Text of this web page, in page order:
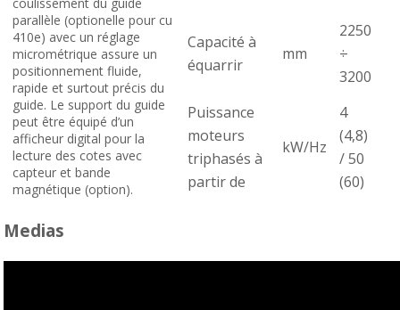
parallèle (optionelle pour cu
410e) avec un réglage
micrométrique assure un
positionnement fluide,
rapide et surtout précis du
guide. Le support du guide
peut être équipé d’un
afficheur digital pour la
lecture des cotes avec
capteur et bande
magnétique (option).
Capacité à
équarrir
mm
2250
÷
3200
Puissance
moteurs
triphasés à
partir de
kW/Hz
4
(4,8)
/ 50
(60)
Medias